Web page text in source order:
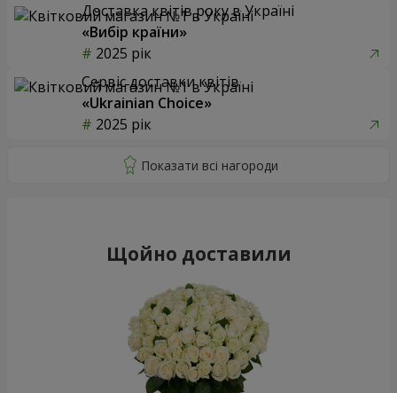
Доставка квітів року в Україні
«Вибір країни»
2025 рік
Сервіс доставки квітів
«Ukrainian Choice»
2025 рік
Щойно доставили